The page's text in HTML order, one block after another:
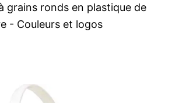
grains ronds en plastique de
- Couleurs et logos